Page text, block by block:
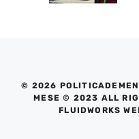
© 2026
MESE © 2023 ALL
FLUIDWORKS